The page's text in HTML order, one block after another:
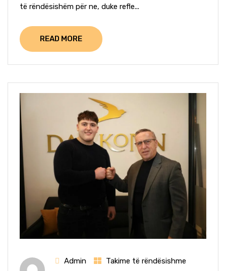
të rëndësishëm për ne, duke refle...
READ MORE
Admin Takime të rëndësishme